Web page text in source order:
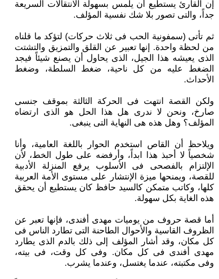
إن القارئ يستطيع أن يلمس بسهولة الانتقالات السريعة
جداً، والتى تصور بلا شك نفسية المؤلف.
ثم تأتى (سمفونية الحب فى ثلاث حركات) لتؤكد ما قلناه
من لحظة واحدة. إنها تعبير عن القلق والتمزيق والتشتت
الذى يعيشه هذا الجيل، الذى يحاول أن يصنع شيئاً فيجد
الضغط عليه من كل ناحية، ضغط السلطة، وضغط
الأحداث.
ولكن القصة انتهت فى الحركة الثالثة بموقف جنسى
صارخ، ونحن لا ندرى هل هذا الحل هو الذى ارتضاه
المؤلف؟ وهل هذه هى النهاية التى ينبغى.
ويلاحظ أن القاص استخدم الحوار باللغة العامية، وأنا
شخصياً لا أحبذ هذا ابداً، وأرفضه على طول الخط، لأن
الإلتزام بالفصحى فى الأسلوب يرفع المنزلة الأدبية
للقصة، ويمنحها ميزة الإنتشار على مستوى الأمة العربية
كلها، وكاتب متمكن كالسيد حافظ كان يستطيع أن يحقق
هذه الغاية بكل سهولة.
أما قصة حروف من يوميات مهدى أفندى، فإنها تعبر عن
الظروف القاسية والأحوال الطاحنة التى تطارد الناس فى
كل مكان، وقد أشار المؤلف إلى ذلك بالدم الذى يطارد
مهدى أفندى فى كل مكان. وفى كل وقت، فى بيته،
وفى مكتبته، عندما يغتسل، وعندما يشرب.